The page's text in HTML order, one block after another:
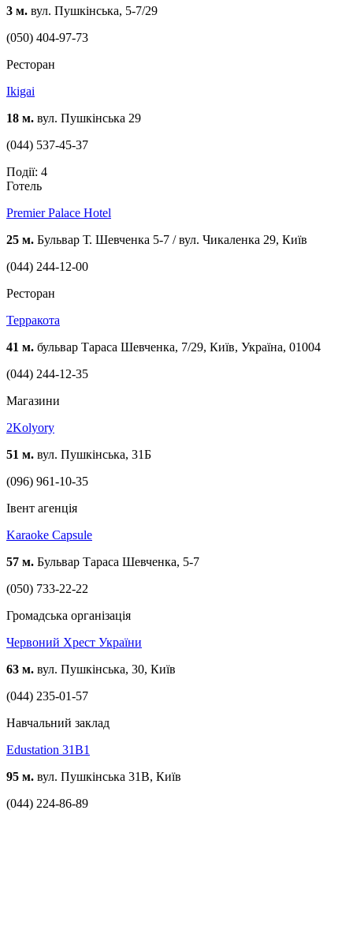
3 м. вул. Пушкінська, 5-7/29
(050) 404-97-73
Ресторан
Ikigai
18 м. вул. Пушкінська 29
(044) 537-45-37
Події: 4
Готель
Premier Palace Hotel
25 м. Бульвар Т. Шевченка 5-7 / вул. Чикаленка 29, Київ
(044) 244-12-00
Ресторан
Терракота
41 м. бульвар Тараса Шевченка, 7/29, Київ, Україна, 01004
(044) 244-12-35
Магазини
2Kolyory
51 м. вул. Пушкінська, 31Б
(096) 961-10-35
Івент агенція
Karaoke Capsule
57 м. Бульвар Тараса Шевченка, 5-7
(050) 733-22-22
Громадська організація
Червоний Хрест України
63 м. вул. Пушкінська, 30, Київ
(044) 235-01-57
Навчальний заклад
Edustation 31B1
95 м. вул. Пушкінська 31В, Київ
(044) 224-86-89